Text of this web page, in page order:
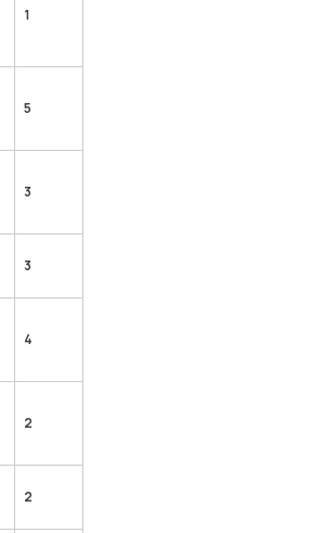
1
5
3
3
4
2
2